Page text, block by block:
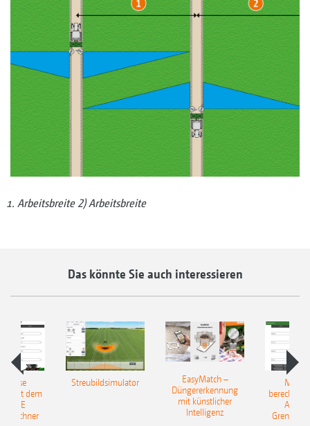
Arbeitsbreite 2) Arbeitsbreite
Das könnte Sie auch interessieren
Mit dem
Streubildsimulator
EasyMatch –
Düngererkennung
mit künstlicher
Intelligenz